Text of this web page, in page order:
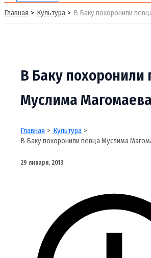
Главная Культура В Баку похоронили
В Баку похоронили
Муслима Магомаева
Главная
Культура
В Баку похоронили певца Муслима
29 января, 2013